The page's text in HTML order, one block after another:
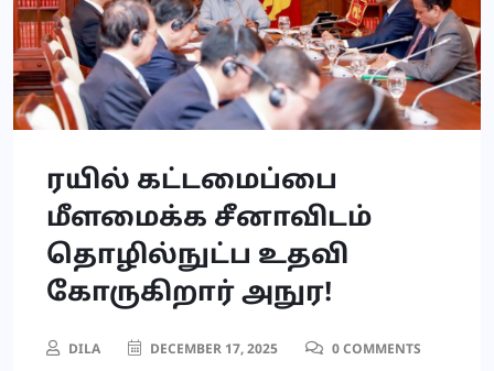
ரயில் கட்டமைப்பை
மீளமைக்க சீனாவிடம்
தொழில்நுட்ப உதவி
கோருகிறார் அநுர!
DILA DECEMBER 17, 2025 0 COMMENTS